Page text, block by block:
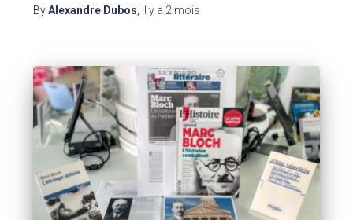
ByAlexandre Dubos il y a 2 mois